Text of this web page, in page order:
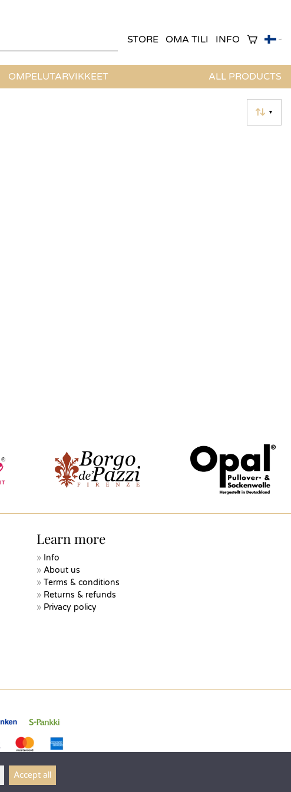
STORE OMA TILI INFO
OMPELUTARVIKKEET ALL PRODUCTS
▼
Learn more
Info
About us
Terms & conditions
Returns & refunds
Privacy policy
Accept all